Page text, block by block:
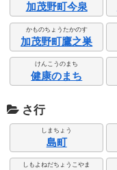
加茂野町今泉
かものちょうたかのす
加茂野町鷹之巣
けんこうのまち
健康のまち
さ行
しまちょう
島町
しもよねだちょうこやま